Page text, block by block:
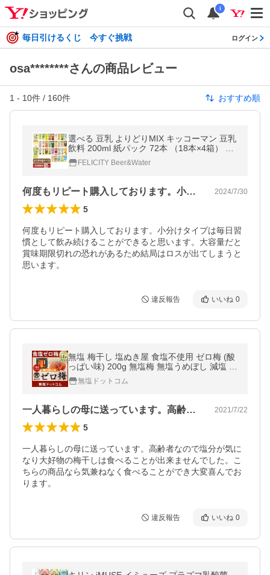
i
毎日引けるくじ 今すぐ挑戦 ログイン
osa********さんの商品レビュー
1 - 10件 / 160件 おすすめ順
選べる 豆乳 よりどりMIX キッコーマン 豆乳
飲料 200ml 紙パック 72本 （18本×4箱） よ
りどり4ケース 送料無料
FELICITY Beer&Water
何度もリピート購入しております。小分け… 2024/7/30
5
何度もリピート購入しております。小分けタイプは毎日習
慣として飲み続けることができると思います。大容量だと
賞味期限切れの恐れがあるため結局はロスが出てしまうと
思います。
違反報告 いいね 0
無塩 梅干し 塩ぬき屋 食塩不使用 ゼロ梅 (酸
っぱい味) 200g 無塩梅 無塩うめぼし 減塩 中
の方にも 紀州南高梅 お中元 ギフト プレゼン
ト無塩ドットコム
一人暮らしの母に送っています。高齢者な… 2021/7/22
5
一人暮らしの母に送っています。高齢者なので塩分が気に
なり大好物の梅干しは食べることが出来ませんでした。こ
ちらの商品なら気兼ねなく食べることができ大変喜んでお
ります。
違反報告 いいね 0